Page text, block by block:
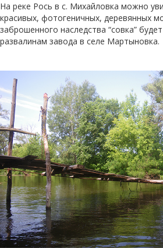
На реке Рось в с. Михайловка можно
красивых, фотогеничных, деревянных
заброшенного наследства “совка”
развалинам завода в селе Мартыновка.